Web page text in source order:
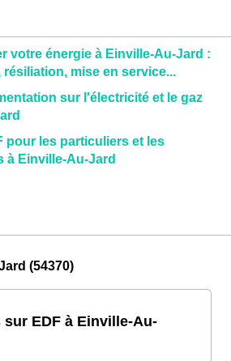
votre énergie à Einville-Au-Jard :
mise en service...
sur l'électricité et le gaz
pour les particuliers et les
à Einville-Au-Jard
(54370)
EDF à Einville-Au-